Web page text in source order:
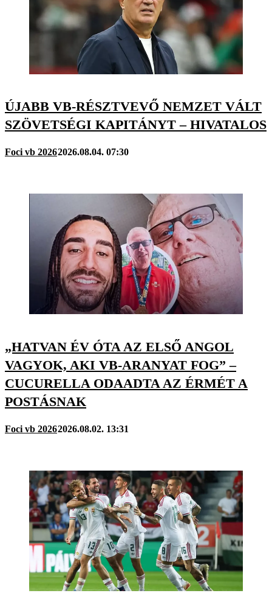
ÚJABB VB-RÉSZTVEVŐ NEMZET VÁLT
SZÖVETSÉGI KAPITÁNYT – HIVATALOS
Foci vb 20262026.08.04. 07:30
„HATVAN ÉV ÓTA AZ ELSŐ ANGOL
VAGYOK, AKI VB-ARANYAT FOG” –
CUCURELLA ODAADTA AZ ÉRMÉT A
POSTÁSNAK
Foci vb 20262026.08.02. 13:31